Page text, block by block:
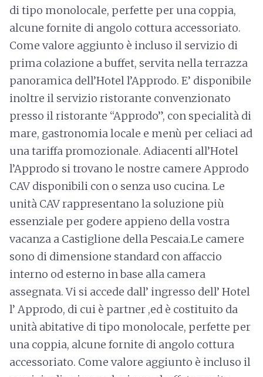
di tipo monolocale, perfette per una coppia,
alcune fornite di angolo cottura accessoriato.
Come valore aggiunto è incluso il servizio di
prima colazione a buffet, servita nella terrazza
panoramica dell’Hotel l’Approdo. E’ disponibile
inoltre il servizio ristorante convenzionato
presso il ristorante “Approdo”, con specialità di
mare, gastronomia locale e menù per celiaci ad
una tariffa promozionale. Adiacenti all’Hotel
l’Approdo si trovano le nostre camere Approdo
CAV disponibili con o senza uso cucina. Le
unità CAV rappresentano la soluzione più
essenziale per godere appieno della vostra
vacanza a Castiglione della Pescaia.Le camere
sono di dimensione standard con affaccio
interno od esterno in base alla camera
assegnata. Vi si accede dall’ ingresso dell’ Hotel
l’ Approdo, di cui è partner ,ed è costituito da
unità abitative di tipo monolocale, perfette per
una coppia, alcune fornite di angolo cottura
accessoriato. Come valore aggiunto è incluso il